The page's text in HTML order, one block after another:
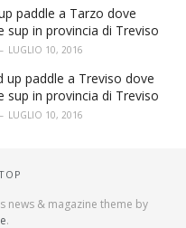
paddle a Tarzo dove
sup in provincia di Treviso
LUGLIO 10, 2016
up paddle a Treviso dove
sup in provincia di Treviso
LUGLIO 10, 2016
news & magazine theme by
.